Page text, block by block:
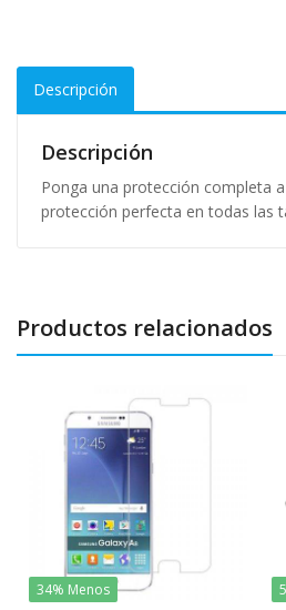
Descripción
Descripción
Ponga una protección completa
protección perfecta en todas las
Productos relacionados
34% Menos